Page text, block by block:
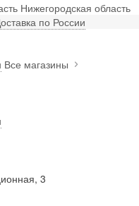
Нижегородская область
по России
Все магазины
3